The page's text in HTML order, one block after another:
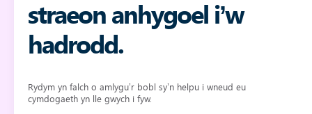
straeon anhygoel i’w
hadrodd.
Rydym yn falch o amlygu’r bobl sy’n helpu i wneud eu
cymdogaeth yn lle gwych i fyw.